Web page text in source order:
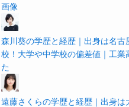
画像
森川葵の学歴と経歴｜出身は名古
校！大学や中学校の偏差値｜工業
た
遠藤さくらの学歴と経歴｜出身は